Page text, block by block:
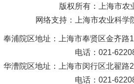
版权所有：上海市农
网络支持：上海市农业科学
奉浦院区地址：上海市奉贤区金齐
电话：021-
华漕院区地址：上海市闵行区北翟
电话：021-